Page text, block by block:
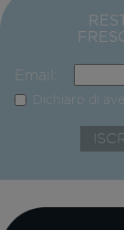
Email:
Dichiaro di